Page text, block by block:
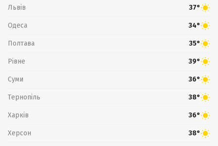
Львів 37°
Одеса 34°
Полтава 35°
Рівне 39°
Суми 36°
Тернопіль 38°
Харків 36°
Херсон 38°